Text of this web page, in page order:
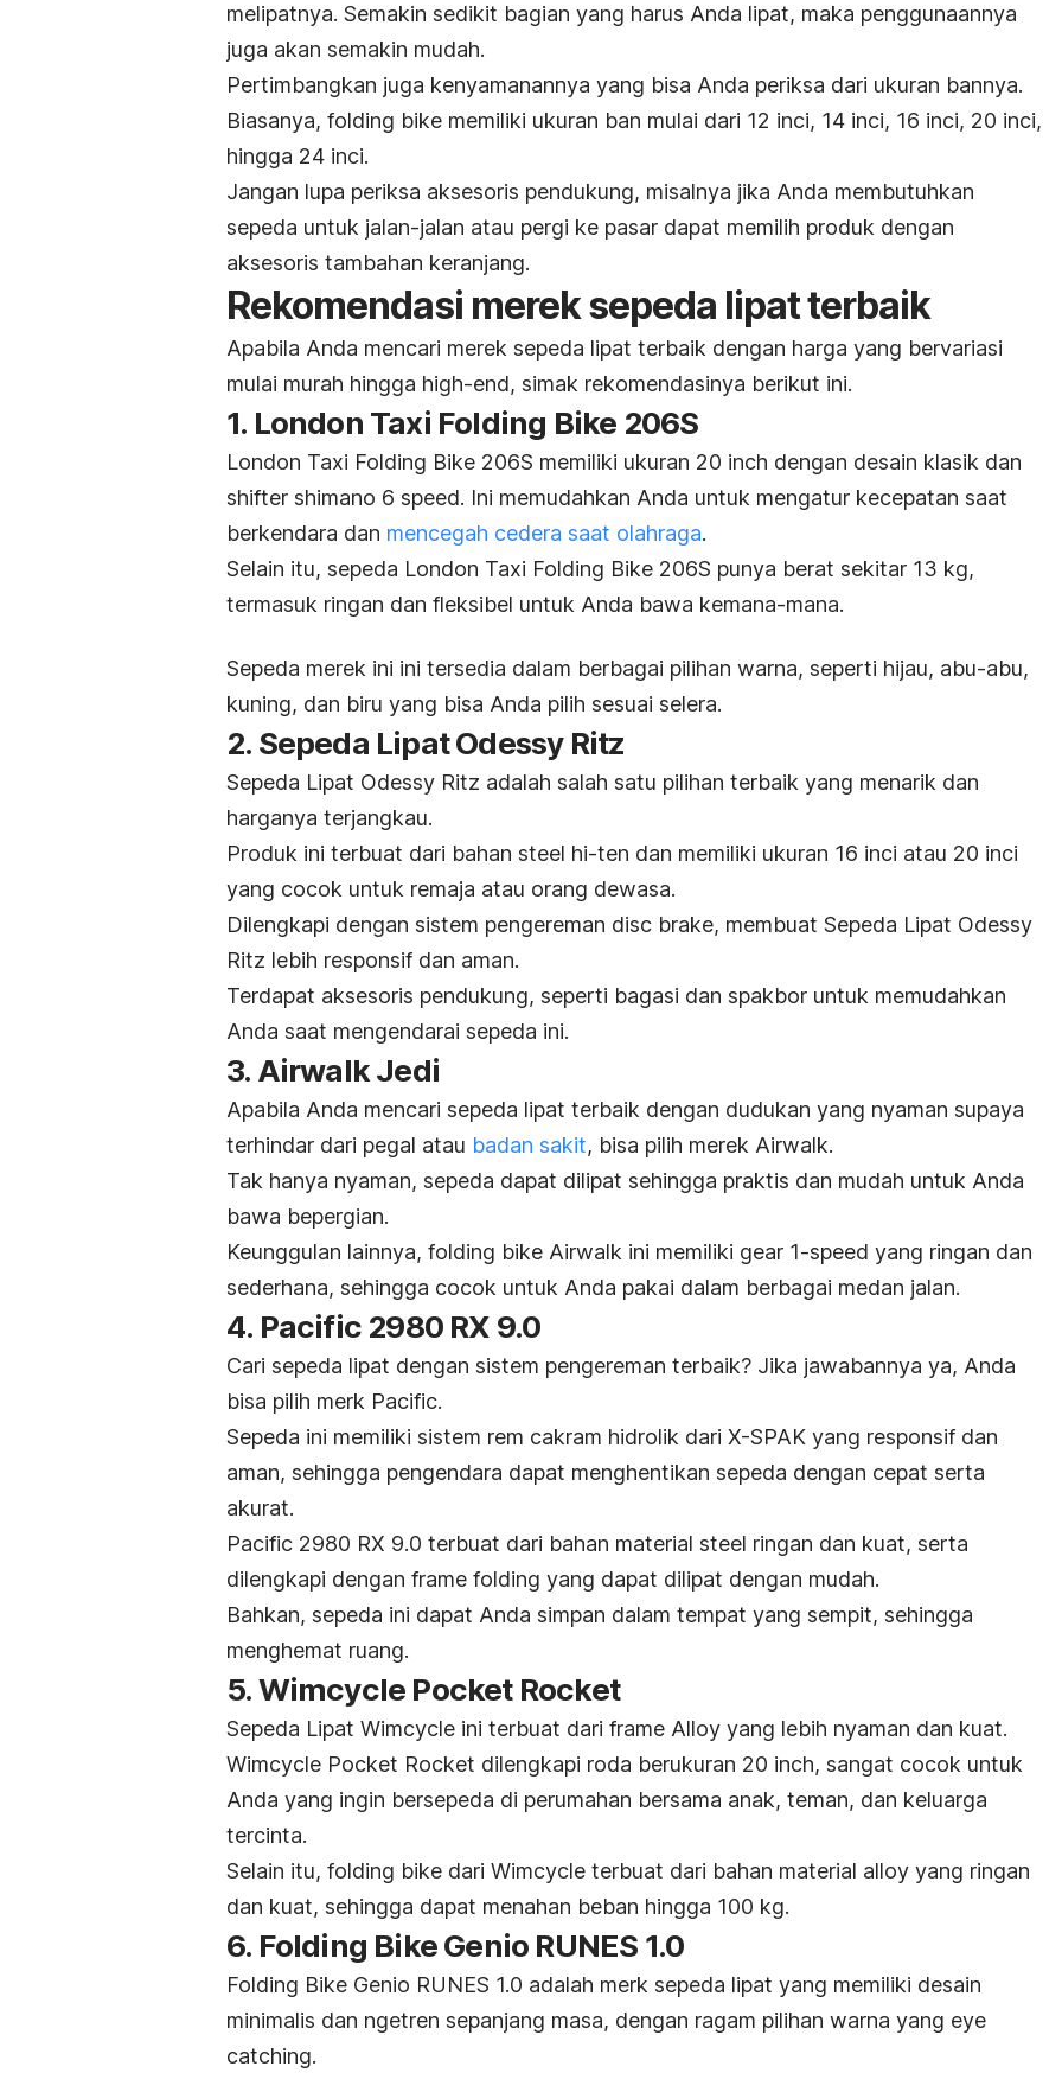
melipatnya. Semakin sedikit bagian yang harus Anda lipat, maka penggunaannya
juga akan semakin mudah.
Pertimbangkan juga kenyamanannya yang bisa Anda periksa dari ukuran bannya.
Biasanya, folding bike memiliki ukuran ban mulai dari 12 inci, 14 inci, 16 inci, 20 inci,
hingga 24 inci.
Jangan lupa periksa aksesoris pendukung, misalnya jika Anda membutuhkan
sepeda untuk jalan-jalan atau pergi ke pasar dapat memilih produk dengan
aksesoris tambahan keranjang.
Rekomendasi merek sepeda lipat terbaik
Apabila Anda mencari merek sepeda lipat terbaik dengan harga yang bervariasi
mulai murah hingga high-end, simak rekomendasinya berikut ini.
1. London Taxi Folding Bike 206S
London Taxi Folding Bike 206S memiliki ukuran 20 inch dengan desain klasik dan
shifter shimano 6 speed. Ini memudahkan Anda untuk mengatur kecepatan saat
berkendara dan mencegah cedera saat olahraga.
Selain itu, sepeda London Taxi Folding Bike 206S punya berat sekitar 13 kg,
termasuk ringan dan fleksibel untuk Anda bawa kemana-mana.
Sepeda merek ini ini tersedia dalam berbagai pilihan warna, seperti hijau, abu-abu,
kuning, dan biru yang bisa Anda pilih sesuai selera.
2. Sepeda Lipat Odessy Ritz
Sepeda Lipat Odessy Ritz adalah salah satu pilihan terbaik yang menarik dan
harganya terjangkau.
Produk ini terbuat dari bahan steel hi-ten dan memiliki ukuran 16 inci atau 20 inci
yang cocok untuk remaja atau orang dewasa.
Dilengkapi dengan sistem pengereman disc brake, membuat Sepeda Lipat Odessy
Ritz lebih responsif dan aman.
Terdapat aksesoris pendukung, seperti bagasi dan spakbor untuk memudahkan
Anda saat mengendarai sepeda ini.
3. Airwalk Jedi
Apabila Anda mencari sepeda lipat terbaik dengan dudukan yang nyaman supaya
terhindar dari pegal atau badan sakit, bisa pilih merek Airwalk.
Tak hanya nyaman, sepeda dapat dilipat sehingga praktis dan mudah untuk Anda
bawa bepergian.
Keunggulan lainnya, folding bike Airwalk ini memiliki gear 1-speed yang ringan dan
sederhana, sehingga cocok untuk Anda pakai dalam berbagai medan jalan.
4. Pacific 2980 RX 9.0
Cari sepeda lipat dengan sistem pengereman terbaik? Jika jawabannya ya, Anda
bisa pilih merk Pacific.
Sepeda ini memiliki sistem rem cakram hidrolik dari X-SPAK yang responsif dan
aman, sehingga pengendara dapat menghentikan sepeda dengan cepat serta
akurat.
Pacific 2980 RX 9.0 terbuat dari bahan material steel ringan dan kuat, serta
dilengkapi dengan frame folding yang dapat dilipat dengan mudah.
Bahkan, sepeda ini dapat Anda simpan dalam tempat yang sempit, sehingga
menghemat ruang.
5. Wimcycle Pocket Rocket
Sepeda Lipat Wimcycle ini terbuat dari frame Alloy yang lebih nyaman dan kuat.
Wimcycle Pocket Rocket dilengkapi roda berukuran 20 inch, sangat cocok untuk
Anda yang ingin bersepeda di perumahan bersama anak, teman, dan keluarga
tercinta.
Selain itu, folding bike dari Wimcycle terbuat dari bahan material alloy yang ringan
dan kuat, sehingga dapat menahan beban hingga 100 kg.
6. Folding Bike Genio RUNES 1.0
Folding Bike Genio RUNES 1.0 adalah merk sepeda lipat yang memiliki desain
minimalis dan ngetren sepanjang masa, dengan ragam pilihan warna yang eye
catching.